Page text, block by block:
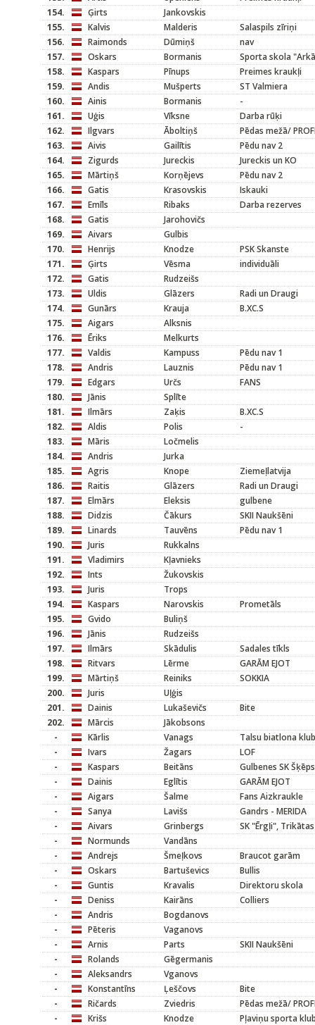
154.
Ģirts
Jankovskis
155.
Kalvis Malderis
Salaspils zīriņi
156.
Raimonds Dūmiņš
nav
157.
Oskars Bormanis
Sporta skola
158.
Kaspars Pīnups
Preimes kraukļi
159.
Andis Mušperts
ST Valmiera
160.
Ainis Bormanis
-
161.
Uģis Vīksne
Darba rūķi
162.
Ilgvars Āboltiņš
Pēdas mežā/
163.
Aivis Gailītis
Pēdu nav 2
164.
Zigurds Jureckis
Jureckis un KO
165.
Mārtiņš Korņējevs
Pēdu nav 2
166.
Gatis Krasovskis
Iskauki
167.
Emīls Ribaks
Darba rezerves
168.
Gatis
Jarohovičs
169.
Aivars
Gulbis
170.
Henrijs Knodze
PSK Skanste
171.
Ģirts Vēsma
individuāli
172.
Gatis
Rudzeišs
173.
Uldis Glāzers
Radi un Draugi
174.
Gunārs Krauja
B.XC.S
175.
Aigars
Alksnis
176.
Ēriks
Melkurts
177.
Valdis Kampuss
Pēdu nav 1
178.
Andris Lauznis
Pēdu nav 1
179.
Edgars Určs
FANS
180.
Jānis
Splīte
181.
Ilmārs Zaķis
B.XC.S
182.
Aldis Polis
-
183.
Māris
Ločmelis
184.
Andris
Jurka
185.
Agris Knope
Ziemeļlatvija
186.
Raitis Glāzers
Radi un Draugi
187.
Elmārs Eleksis
gulbene
188.
Didzis Čākurs
SKII Naukšēni
189.
Linards Tauvēns
Pēdu nav 1
190.
Juris
Rukkalns
191.
Vladimirs
Kļavnieks
192.
Ints
Žukovskis
193.
Juris
Trops
194.
Kaspars Narovskis
Prometāls
195.
Gvido
Buliņš
196.
Jānis
Rudzeišs
197.
Ilmārs Skādulis
Sadales tīkls
198.
Ritvars Lērme
GARĀM EJOT
199.
Mārtiņš Reiniks
SOKKIA
200.
Juris
Uļģis
201.
Dainis Lukaševičs
Bite
202.
Mārcis
Jākobsons
-
Kārlis Vanags
Talsu biatlona
-
Ivars Žagars
LOF
-
Kaspars Beitāns
Gulbenes SK Šķēps
-
Dainis Eglītis
GARĀM EJOT
-
Aigars Šalme
Fans Aizkraukle
-
Sanya Lavišs
Gandrs - MERIDA
-
Aivars Grinbergs
SK "Ērgļi",
-
Normunds
Vandāns
-
Andrejs Šmeļkovs
Braucot garām
-
Oskars Bartuševics
Bullis
-
Guntis Kravalis
Direktoru skola
-
Deniss Kairāns
Colliers
-
Andris
Bogdanovs
-
Pēteris
Vaganovs
-
Arnis Parts
SKII Naukšēni
-
Rolands
Gēgermanis
-
Aleksandrs
Vganovs
-
Konstantīns Ļeščovs
Bite
-
Ričards Zviedris
Pēdas mežā/
-
Krišs Knodze
Pļaviņu sporta